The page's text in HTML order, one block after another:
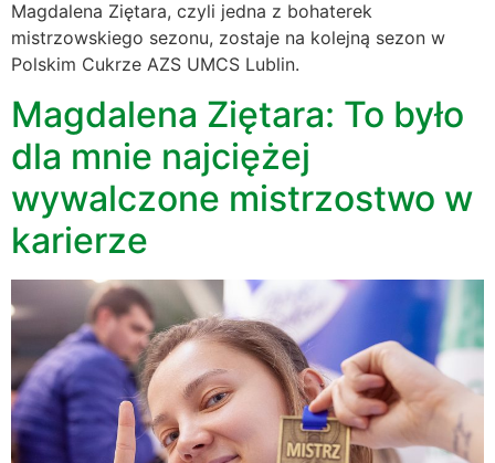
Magdalena Ziętara, czyli jedna z bohaterek
mistrzowskiego sezonu, zostaje na kolejną sezon w
Polskim Cukrze AZS UMCS Lublin.
Magdalena Ziętara: To było
dla mnie najciężej
wywalczone mistrzostwo w
karierze